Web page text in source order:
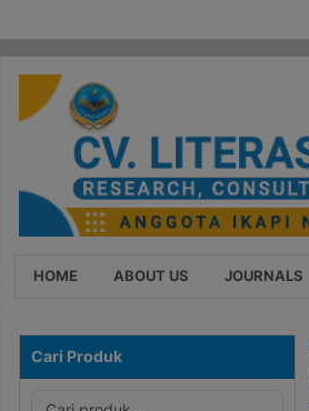
HOME ABOUT US JOURNALS
Cari Produk